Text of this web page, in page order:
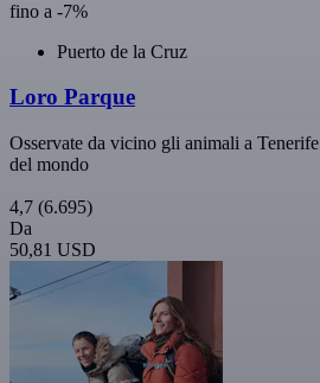
fino a -7%
Puerto de la Cruz
Loro Parque
Osservate da vicino gli animali a
del mondo
4,7 (6.695)
Da
50,81 USD